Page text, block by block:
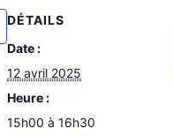
DÉTAILS
Date :
12 avril 2025
Heure :
15h00 à 16h30